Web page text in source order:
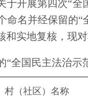
于开展第四次“全
命名并经保留的“
和实地复核， 现
“全国民主法治示
村（社区）名称